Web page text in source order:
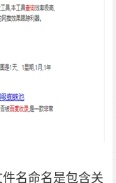
名命名是包含关